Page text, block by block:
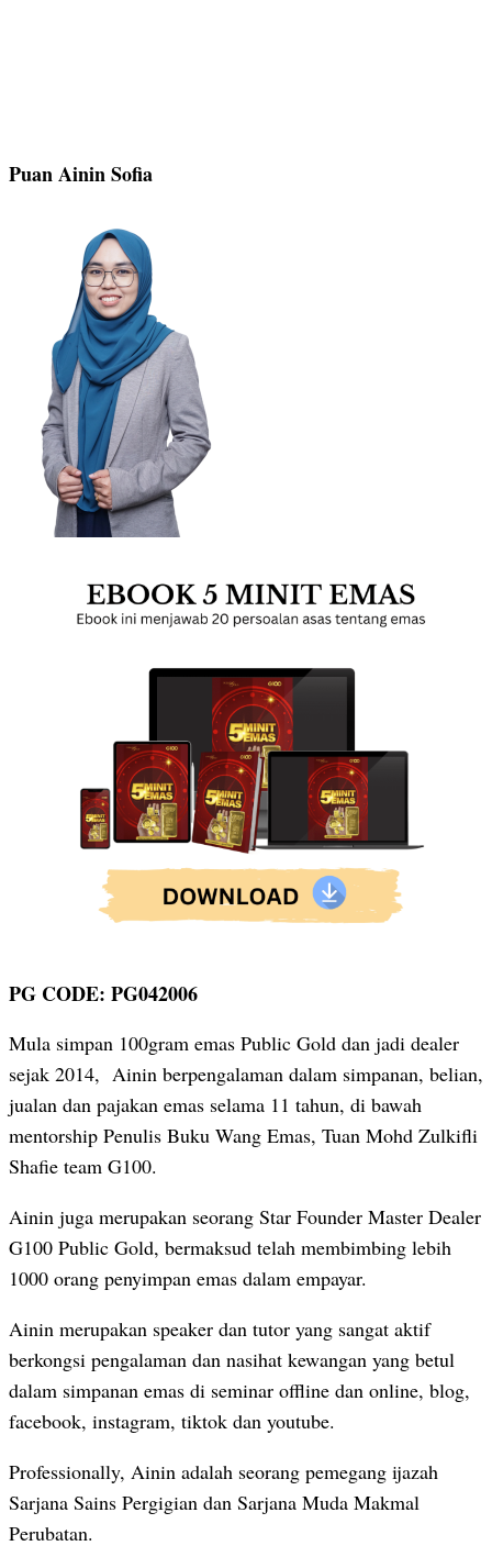
Puan Ainin Sofia
PG CODE: PG042006
Mula simpan 100gram emas Public Gold dan jadi dealer
sejak 2014, Ainin berpengalaman dalam simpanan, belian,
jualan dan pajakan emas selama 11 tahun, di bawah
mentorship Penulis Buku Wang Emas, Tuan Mohd Zulkifli
Shafie team G100.
Ainin juga merupakan seorang Star Founder Master Dealer
G100 Public Gold, bermaksud telah membimbing lebih
1000 orang penyimpan emas dalam empayar.
Ainin merupakan speaker dan tutor yang sangat aktif
berkongsi pengalaman dan nasihat kewangan yang betul
dalam simpanan emas di seminar offline dan online, blog,
facebook, instagram, tiktok dan youtube.
Professionally, Ainin adalah seorang pemegang ijazah
Sarjana Sains Pergigian dan Sarjana Muda Makmal
Perubatan.